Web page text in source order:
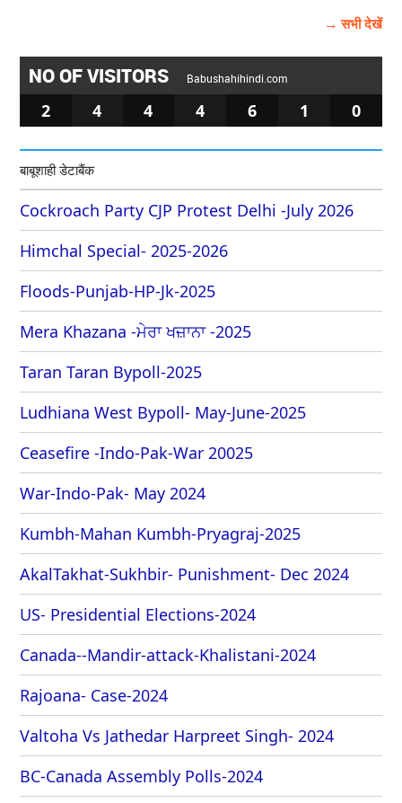
→ सभी देखें
NO OF VISITORS Babushahihindi.com
2 4 4 4 6 1 0
बाबूशाही डेटाबैंक
Cockroach Party CJP Protest Delhi -July 2026
Himchal Special- 2025-2026
Floods-Punjab-HP-Jk-2025
Mera Khazana -ਮੇਰਾ ਖਜ਼ਾਨਾ -2025
Taran Taran Bypoll-2025
Ludhiana West Bypoll- May-June-2025
Ceasefire -Indo-Pak-War 20025
War-Indo-Pak- May 2024
Kumbh-Mahan Kumbh-Pryagraj-2025
AkalTakhat-Sukhbir- Punishment- Dec 2024
US- Presidential Elections-2024
Canada--Mandir-attack-Khalistani-2024
Rajoana- Case-2024
Valtoha Vs Jathedar Harpreet Singh- 2024
BC-Canada Assembly Polls-2024